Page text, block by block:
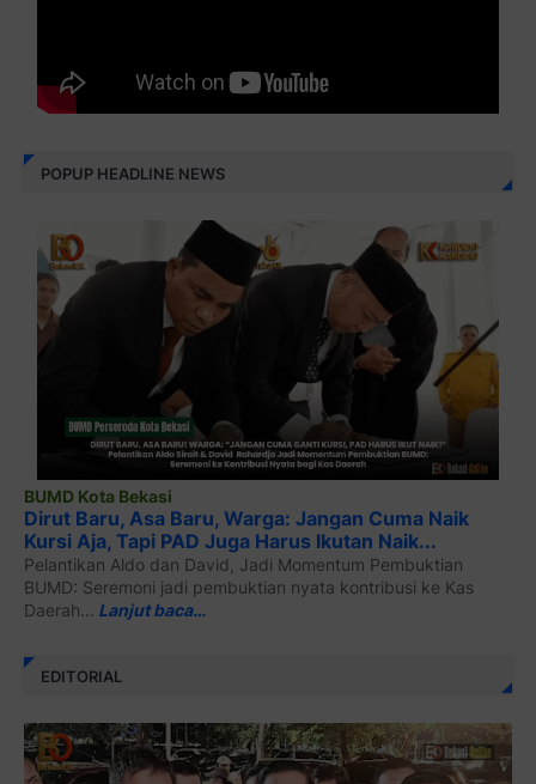
POPUP HEADLINE NEWS
BUMD Kota Bekasi
Dirut Baru, Asa Baru, Warga: Jangan Cuma Naik
Kursi Aja, Tapi PAD Juga Harus Ikutan Naik...
Pelantikan Aldo dan David, Jadi Momentum Pembuktian
BUMD: Seremoni jadi pembuktian nyata kontribusi ke Kas
Daerah... Lanjut baca…
EDITORIAL